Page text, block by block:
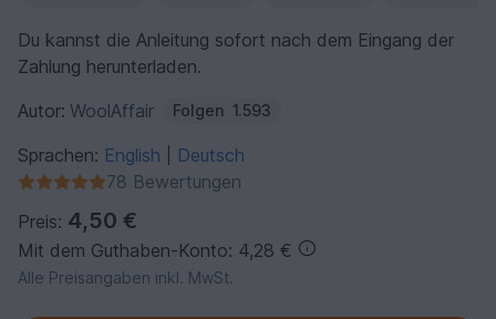
Du kannst die Anleitung sofort nach dem Eingang der
Zahlung herunterladen.
Autor: WoolAffair Folgen 1.593
Sprachen: English
Deutsch
78 Bewertungen
Preis: 4,50 €
Mit dem Guthaben-Konto: 4,28 €
Alle Preisangaben inkl. MwSt.